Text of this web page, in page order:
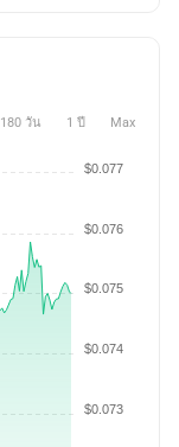
180 วัน 1 ปี Max
$0.073
$0.074
$0.075
$0.076
$0.077